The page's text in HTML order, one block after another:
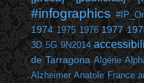
#infographics
1974 1975 1976 1977
3D 5G 9N2014
de Tarragona Algérie
Alzheimer Anatole France